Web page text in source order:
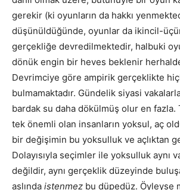
gerekir (ki oyunların da hakkı
düşünüldüğünde, oyunlar da ikincil-
gerçekliğe devredilmektedir, halbuki
dönük engin bir heves beklenir
Devrimciye göre ampirik gerçeklikte
bulmamaktadır. Gündelik siyasi
bardak su daha dökülmüş olur en fazla.
tek önemli olan insanların yoksul, aç
bir değişimin bu yoksulluk ve açlıktan
Dolayısıyla seçimler ile yoksulluk aynı
değildir, aynı gerçeklik düzeyinde
aslında istenmez bu düpedüz. Öyleyse